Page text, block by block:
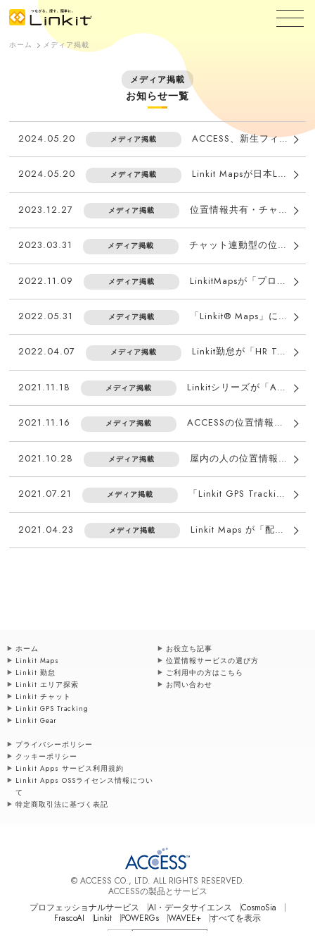
ホーム メディア掲載
メディア掲載
お知らせ一覧
2024.05.20 メディア掲載 ACCESS、新生フィナンシャルへ生成AI技術を活用した「社内業務効率化チャットボット」のプロトタイプを開発・提供
2024.05.20 メディア掲載 Linkit Mapsが日本LPガス協会「LPガス物流の現状と今後の在り方に関する調査」報告書に掲載されました。
2023.12.27 メディア掲載 位置情報共有・チャットアプリ「Linkit® Maps」が、総務省が推進する「公共安全LTE」の実証試験用アプリに採択
2023.03.31 メディア掲載 チャット連動型の位置情報管理サービス「Linkit® Maps」が、 デジタル庁の「防災DXサービスマップ」に地方自治体の応急対応に有用なサービスとして掲載
2022.11.09 メディア掲載 LinkitMapsが「プロパン・ブタンニュース」にて紹介されました
2022.05.31 メディア掲載 「Linkit® Maps」に 「Linkit® 防災速報」機能を追加
2022.04.07 メディア掲載 Linkit勤怠が「HR Techガイド」にて紹介されました
2021.11.18 メディア掲載 Linkitシリーズが「ASPIC IoT・AI・クラウドアワード2021」の2部門で受賞
2021.11.16 メディア掲載 ACCESSの位置情報管理クラウドサービス「Linkit® GPS Tracking」とグルーヴノーツのクラウドプラットフォーム「MAGELLAN BLOCKS」が連携
2021.10.28 メディア掲載 屋内の人の位置情報・移動履歴を管理する「Linkit® エリア探索」に「レンタルプラン」を追加、10月28日より提供開始
2021.07.21 メディア掲載 「Linkit GPS Tracking / Linkit Maps / Linkit エリア探索」が、ICTサプライヤーのためのビジネスチャンス発見マガジン「PC-Webzin」で紹介されました。
2021.04.23 メディア掲載 Linkit Maps が「配電業務のＤＸ強化」として電気新聞にて紹介されました
ホーム
Linkit Maps
Linkit 勤怠
Linkit エリア探索
Linkit チャット
Linkit GPS Tracking
Linkit Gear
お役立ち記事
位置情報サービスの選び方
ご利用中の方はこちら
お問い合わせ
プライバシーポリシー
クッキーポリシー
Linkit Apps サービス利用規約
Linkit Apps OSSライセンス情報につい
て
特定商取引法に基づく表記
© ACCESS CO., LTD. ALL RIGHTS RESERVED.
ACCESSの製品とサービス
プロフェッショナルサービス
AI・データサイエンス
CosmoSia
FrascoAI
Linkit POWERGs WAVEE+ すべてを表示